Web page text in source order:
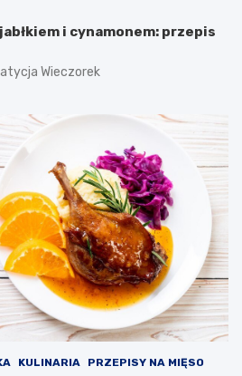
i cynamonem: przepis
Wieczorek
KULINARIA
PRZEPISY NA MIĘSO